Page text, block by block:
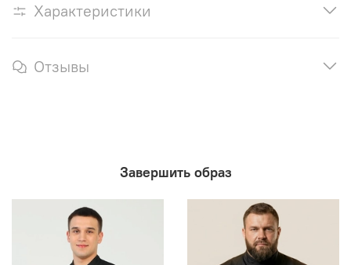
Характеристики
Отзывы
Завершить образ